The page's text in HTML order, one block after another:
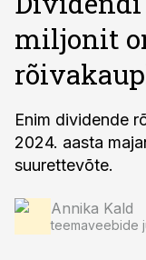
miljonit
Enim dividende
2024. aasta
suurettevõte.
Annika Kald
teemaveebide